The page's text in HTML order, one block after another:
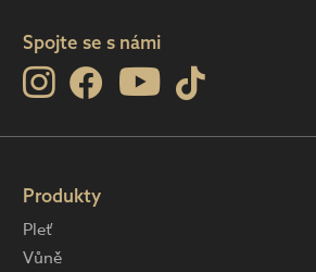
Spojte se s námi
Produkty
Pleť
Vůně